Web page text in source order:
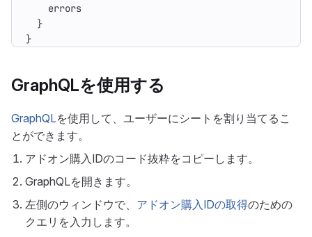
errors
}
}
GraphQLを使用する
GraphQLを使用して、ユーザーにシートを割り当てるこ
とができます。
アドオン購入IDのコード抜粋をコピーします。
GraphQLを開きます。
左側のウィンドウで、 アドオン購入IDの取得のための
クエリを入力します。